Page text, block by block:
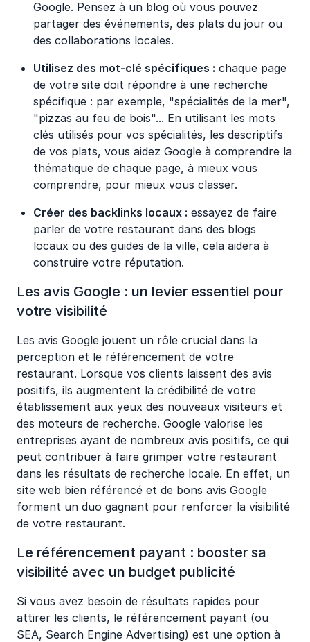
Google. Pensez à un blog où vous pouvez
partager des événements, des plats du jour ou
des collaborations locales.
Utilisez des mot-clé spécifiques : chaque page
de votre site doit répondre à une recherche
spécifique : par exemple, "spécialités de la mer",
"pizzas au feu de bois"... En utilisant les mots
clés utilisés pour vos spécialités, les descriptifs
de vos plats, vous aidez Google à comprendre la
thématique de chaque page, à mieux vous
comprendre, pour mieux vous classer.
Créer des backlinks locaux : essayez de faire
parler de votre restaurant dans des blogs
locaux ou des guides de la ville, cela aidera à
construire votre réputation.
Les avis Google : un levier essentiel pour
votre visibilité
Les avis Google jouent un rôle crucial dans la
perception et le référencement de votre
restaurant. Lorsque vos clients laissent des avis
positifs, ils augmentent la crédibilité de votre
établissement aux yeux des nouveaux visiteurs et
des moteurs de recherche. Google valorise les
entreprises ayant de nombreux avis positifs, ce qui
peut contribuer à faire grimper votre restaurant
dans les résultats de recherche locale. En effet, un
site web bien référencé et de bons avis Google
forment un duo gagnant pour renforcer la visibilité
de votre restaurant.
Le référencement payant : booster sa
visibilité avec un budget publicité
Si vous avez besoin de résultats rapides pour
attirer les clients, le référencement payant (ou
SEA, Search Engine Advertising) est une option à